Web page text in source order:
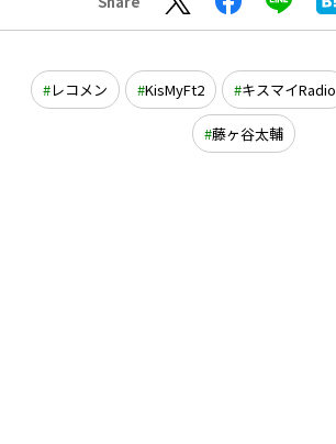
レコメン KisMyFt2 キスマイRadio
藤ヶ谷太輔